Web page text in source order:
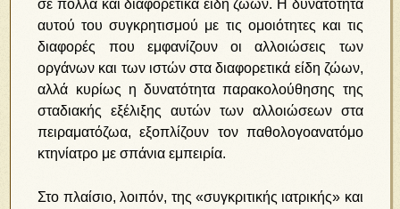
σε πολλά και διαφορετικά είδη ζώων. Η δυνατότητα
αυτού του συγκρητισμού με τις ομοιότητες και τις
διαφορές που εμφανίζουν οι αλλοιώσεις των
οργάνων και των ιστών στα διαφορετικά είδη ζώων,
αλλά κυρίως η δυνατότητα παρακολούθησης της
σταδιακής εξέλιξης αυτών των αλλοιώσεων στα
πειραματόζωα, εξοπλίζουν τον παθολογοανατόμο
κτηνίατρο με σπάνια εμπειρία.
Στο πλαίσιο, λοιπόν, της «συγκριτικής ιατρικής» και